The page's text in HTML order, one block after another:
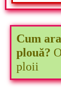
Cum
plouă?
ploii